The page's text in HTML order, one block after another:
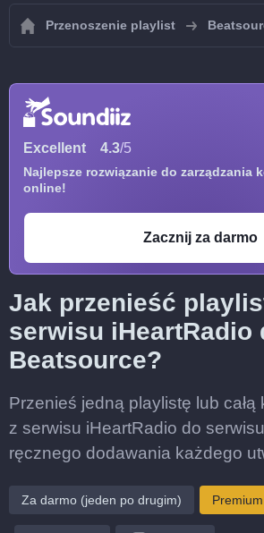
Przenoszenie playlist
Excellent 4.3/5
Najlepsze rozwiązanie do zarządzania
online!
Zacznij za darmo
Jak przenieść
serwisu iHeartRadio
Beatsource?
Przenieś jedną playlistę lub
z serwisu iHeartRadio do
ręcznego dodawania każdego
Za darmo (jeden po drugim)